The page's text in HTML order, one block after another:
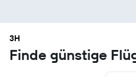
3H
Finde günstige